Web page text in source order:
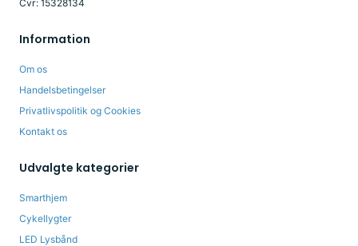
Cvr: 15328134
Information
Om os
Handelsbetingelser
Privatlivspolitik og Cookies
Kontakt os
Udvalgte kategorier
Smarthjem
Cykellygter
LED Lysbånd